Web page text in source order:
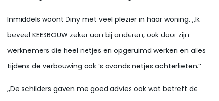
Inmiddels woont Diny met veel plezier in haar woning. ,,Ik
beveel KEESBOUW zeker aan bij anderen, ook door zijn
werknemers die heel netjes en opgeruimd werken en alles
tijdens de verbouwing ook ’s avonds netjes achterlieten.’’
,,De schilders gaven me goed advies ook wat betreft de